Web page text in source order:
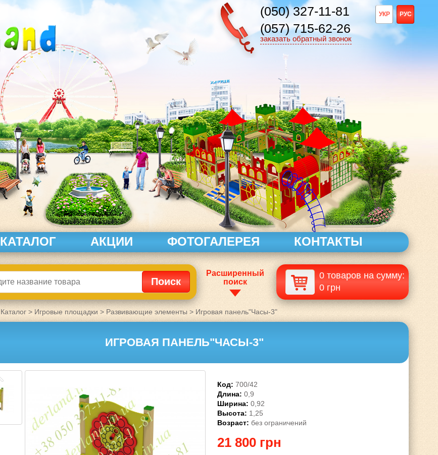
РУС
УКР
(050) 327-11-81
(057) 715-62-26
заказать обратный звонок
КАТАЛОГ АКЦИИ ФОТОГАЛЕРЕЯ КОНТАКТЫ
0 товаров на сумму:
0 грн
Расширенный
поиск
Каталог > Игровые площадки > Развивающие элементы > Игровая панель"Часы-3"
ИГРОВАЯ ПАНЕЛЬ"ЧАСЫ-3"
Код: 700/42
Длина: 0,9
Ширина: 0,92
Высота: 1,25
Возраст: без ограничений
21 800 грн